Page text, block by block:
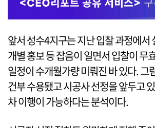
앞서 성수4지구는 지난 입찰 과정에서
개별 홍보 등 잡음이 일면서 입찰이 무
일정이 수개월가량 미뤄진 바 있다. 그
건부 수용됐고 시공사 선정을 앞두고
차 이행이 가능하다는 분석이다.